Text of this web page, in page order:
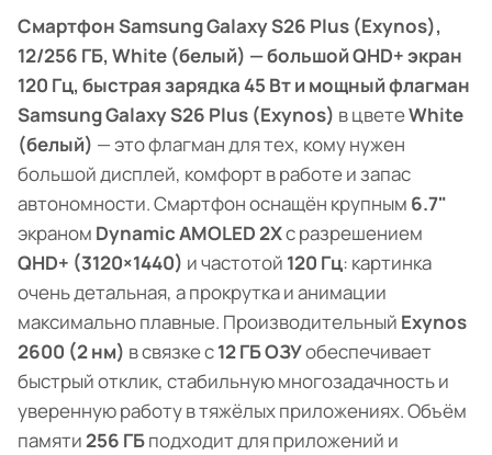
Смартфон Samsung Galaxy S26 Plus (Exynos),
12/256 ГБ, White (белый) — большой QHD+ экран
120 Гц, быстрая зарядка 45 Вт и мощный флагман
Samsung Galaxy S26 Plus (Exynos) в цветеWhite
(белый) — это флагман для тех, кому нужен
большой дисплей, комфорт в работе и запас
автономности. Смартфон оснащён крупным 6.7"
экраном Dynamic AMOLED 2Xс разрешением
QHD+ (3120×1440) и частотой 120 Гц: картинка
очень детальная, а прокрутка и анимации
максимально плавные. Производительный Exynos
2600 (2 нм) в связке с12 ГБ ОЗУобеспечивает
быстрый отклик, стабильную многозадачность и
уверенную работу в тяжёлых приложениях. Объём
памяти256 ГБподходит для приложений и